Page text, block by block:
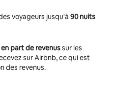
voyageurs jusqu'à 90 nuits
en part de revenussur les
sur Airbnb, ce qui est
des revenus.